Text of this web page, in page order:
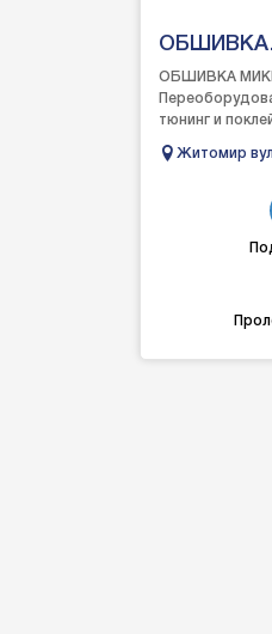
ОБШИВКА
ОБШИВКА
тюнинг и
шумоизоляция,
Житомир